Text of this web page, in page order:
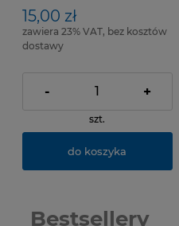
15,00 zł
zawiera 23% VAT, bez kosztów
dostawy
- +
szt.
do koszyka
Bestsellery